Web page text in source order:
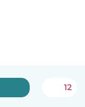
12